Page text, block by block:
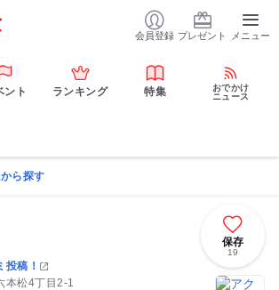
会員登録 プレゼント メニュー
ント ランキング 特集
おでかけ
ニュース
ら探す
投稿！
本松4丁目2-1
保存
19